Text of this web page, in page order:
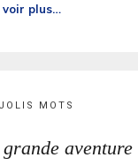
voir plus…
MOTS
aventure